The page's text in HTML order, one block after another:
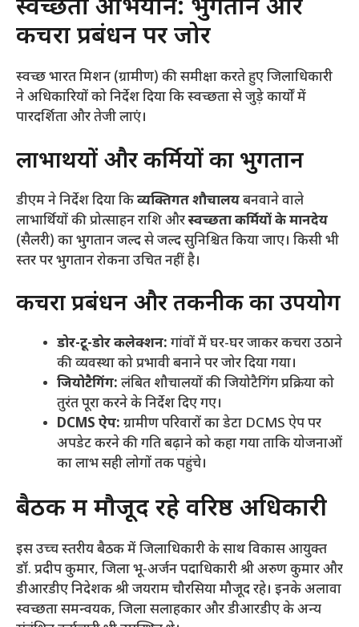
​स्वच्छता अभियान: भुगतान और
कचरा प्रबंधन पर जोर
​स्वच्छ भारत मिशन (ग्रामीण) की समीक्षा करते हुए जिलाधिकारी
ने अधिकारियों को निर्देश दिया कि स्वच्छता से जुड़े कार्यों में
पारदर्शिता और तेजी लाएं।
​लाभार्थियों और कर्मियों का भुगतान
​डीएम ने निर्देश दिया किव्यक्तिगत शौचालयबनवाने वाले
लाभार्थियों की प्रोत्साहन राशि औरस्वच्छता कर्मियों के मानदेय
(सैलरी) का भुगतान जल्द से जल्द सुनिश्चित किया जाए। किसी भी
स्तर पर भुगतान रोकना उचित नहीं है।
​कचरा प्रबंधन और तकनीक का उपयोग
डोर-टू-डोर कलेक्शन: गांवों में घर-घर जाकर कचरा उठाने
की व्यवस्था को प्रभावी बनाने पर जोर दिया गया।
जियोटैगिंग: लंबित शौचालयों की जियोटैगिंग प्रक्रिया को
तुरंत पूरा करने के निर्देश दिए गए।
DCMS ऐप: ग्रामीण परिवारों का डेटा DCMS ऐप पर
अपडेट करने की गति बढ़ाने को कहा गया ताकि योजनाओं
का लाभ सही लोगों तक पहुंचे।
​बैठक में मौजूद रहे वरिष्ठ अधिकारी
​इस उच्च स्तरीय बैठक में जिलाधिकारी के साथ विकास आयुक्त
डॉ. प्रदीप कुमार, जिला भू-अर्जन पदाधिकारी श्री अरुण कुमार और
डीआरडीए निदेशक श्री जयराम चौरसिया मौजूद रहे। इनके अलावा
स्वच्छता समन्वयक, जिला सलाहकार और डीआरडीए के अन्य